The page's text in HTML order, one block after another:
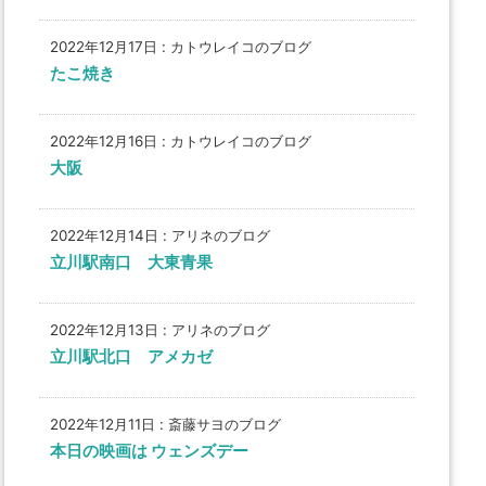
2022年12月17日 : カトウレイコのブログ
たこ焼き
2022年12月16日 : カトウレイコのブログ
大阪
2022年12月14日 : アリネのブログ
立川駅南口 大東青果
2022年12月13日 : アリネのブログ
立川駅北口 アメカゼ
2022年12月11日 : 斎藤サヨのブログ
本日の映画は ウェンズデー